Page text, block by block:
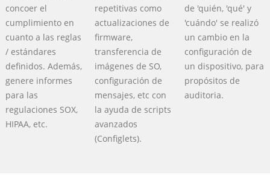
concoer el
cumplimiento en
cuanto a las reglas
/ estándares
definidos. Además,
genere informes
para las
regulaciones SOX,
HIPAA, etc.
repetitivas como
actualizaciones de
firmware,
transferencia de
imágenes de SO,
configuración de
mensajes, etc con
la ayuda de scripts
avanzados
(Configlets).
de 'quién, 'qué' y
'cuándo' se realizó
un cambio en la
configuración de
un dispositivo, para
propósitos de
auditoria.